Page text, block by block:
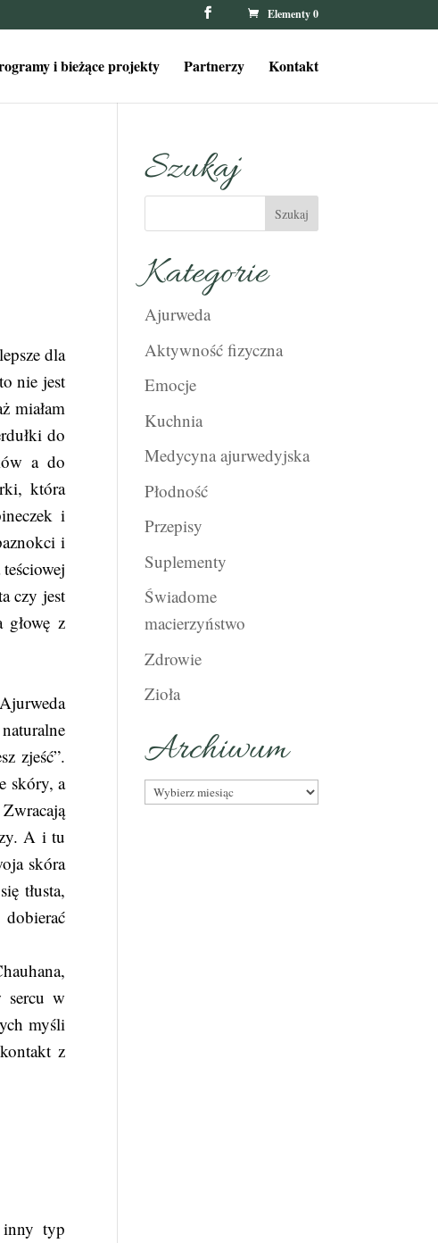
Elementy 0
i bieżące projekty Partnerzy Kontakt
dla
nie jest
miałam
do
a do
która
i
i
czy jest
głowę z
zjeść”.
skóry, a
A i tu
skóra
tłusta,
sercu w
myśli
z
inny typ
Szukaj
Kategorie
Ajurweda
Aktywność fizyczna
Emocje
Kuchnia
Medycyna ajurwedyjska
Płodność
Przepisy
Suplementy
Świadome
macierzyństwo
Zdrowie
Zioła
Archiwum
Archiwum